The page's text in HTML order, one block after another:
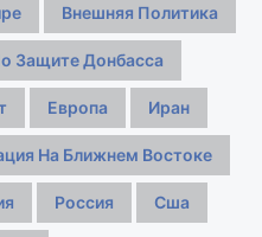
Внешняя Политика
Защите Донбасса
Европа Иран
На Ближнем Востоке
Россия Сша